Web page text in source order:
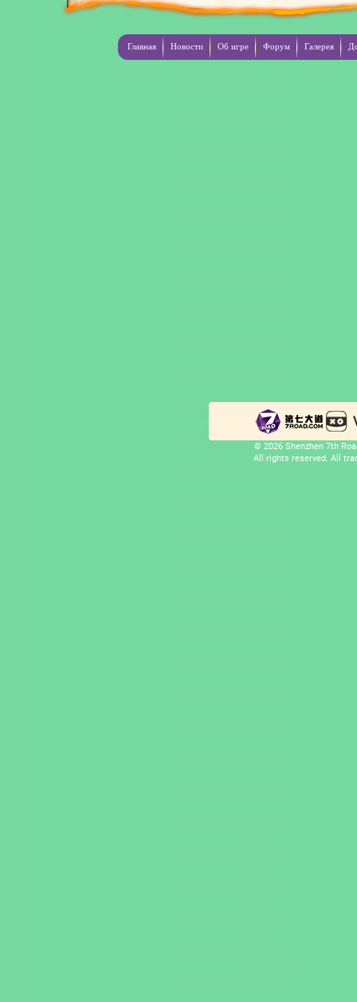
Главная Новости Об игре Форум Галерея
© 2026 Shenzhen 7th
All rights reserved. All